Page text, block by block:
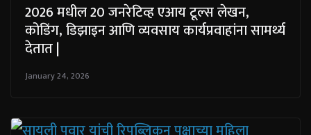
2026 मधील 20 जनरेटिव्ह एआय टूल्स लेखन,
कोडिंग, डिझाइन आणि व्यवसाय कार्यप्रवाहांना सामर्थ्य
देतात |
January 24, 2026